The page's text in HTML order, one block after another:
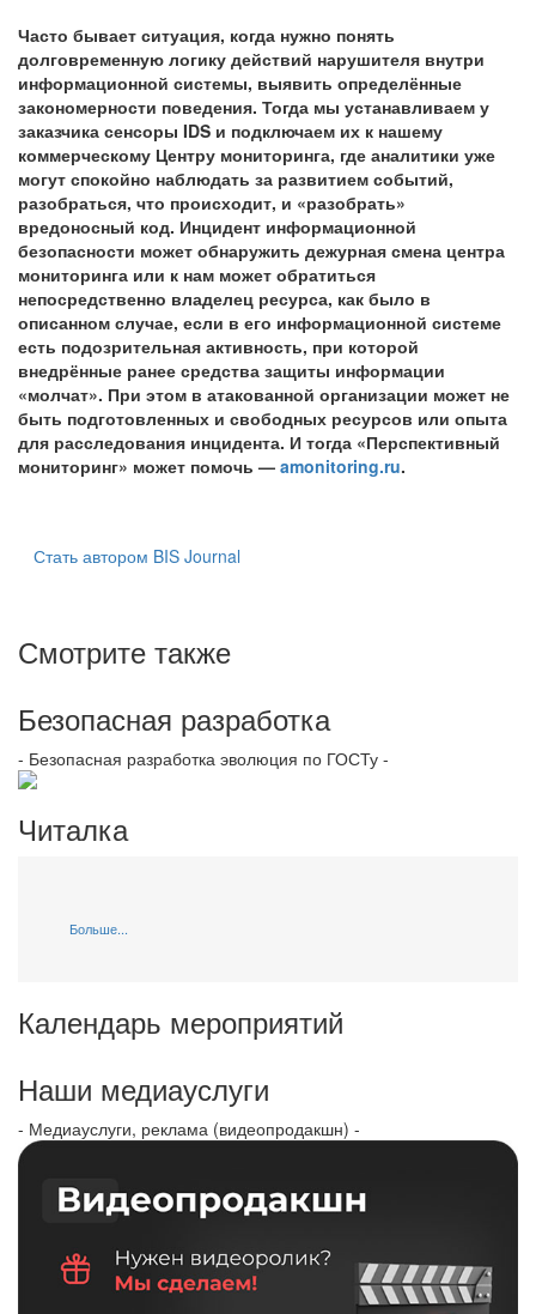
Часто бывает ситуация, когда нужно понять
долговременную логику действий нарушителя внутри
информационной системы, выявить определённые
закономерности поведения. Тогда мы устанавливаем у
заказчика сенсоры IDS и подключаем их к нашему
коммерческому Центру мониторинга, где аналитики уже
могут спокойно наблюдать за развитием событий,
разобраться, что происходит, и «разобрать»
вредоносный код. Инцидент информационной
безопасности может обнаружить дежурная смена центра
мониторинга или к нам может обратиться
непосредственно владелец ресурса, как было в
описанном случае, если в его информационной системе
есть подозрительная активность, при которой
внедрённые ранее средства защиты информации
«молчат». При этом в атакованной организации может не
быть подготовленных и свободных ресурсов или опыта
для расследования инцидента. И тогда «Перспективный
мониторинг» может помочь — amonitoring.ru.
Стать автором BIS Journal
Смотрите также
Безопасная разработка
- Безопасная разработка эволюция по ГОСТу -
Читалка
Больше...
Календарь мероприятий
Наши медиауслуги
- Медиауслуги, реклама (видеопродакшн) -